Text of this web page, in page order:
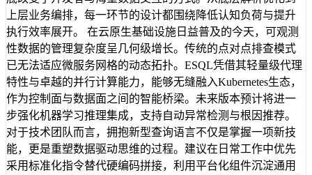
上层业务编排，每一环节的设计都围绕降低认知负荷与提升
执行效率展开。 在云原生基础设施日益普及的今天，可观测
性数据的管理复杂度呈几何级增长。传统的点对点排查模式
已无法适应微服务网格的动态拓扑。ESQL凭借其轻量级代理
特性与卓越的并行计算能力，能够无缝融入Kubernetes生态，
作为控制面与数据面之间的智能桥梁。未来版本预计将进一
步强化机器学习推理集成，支持自动异常检测与根因推荐。
对于技术团队而言，拥抱新型查询语言不仅是掌握一项新技
能，更是重塑数据驱动思维的过程。建议在日常工作中优先
采用标准化指令替代硬编码拼接，利用平台化组件沉淀通用